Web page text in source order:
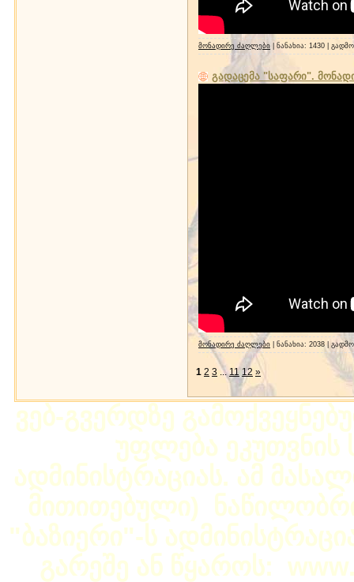
მონადირე ძაღლები | ნანახია: 1430 |
გადაცემა "საფარი".
მონადირე ძაღლები | ნანახია: 2038 |
1 2 3 ... 11 12 »
ვებ-გვერდზე
უფლება ეკუთვნის
ადმინისტრაციას. ამ
მითითებული)
"ბაზიერი"-ს
გარეშე ან წყაროს: